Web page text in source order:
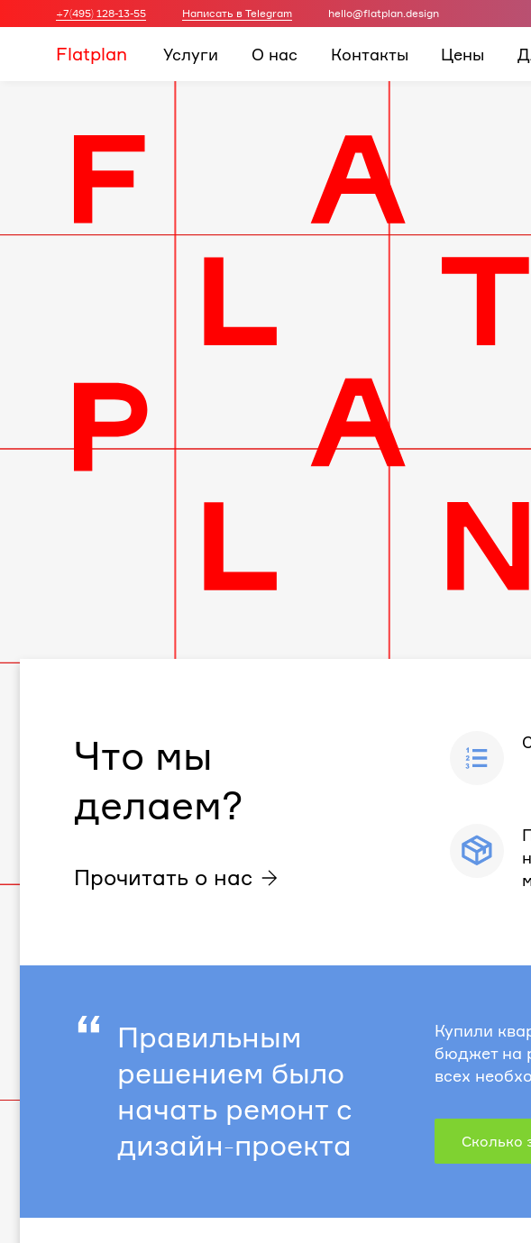
+7(495) 128-13-55 Написать в Telegram hello@flatplan.design
Flatplan Услуги О нас Контакты Цены
Дизайн-
интерьера
квартиры
в
Что мы
делаем?
Прочитать о нас
“ Правильным
решением было
начать ремонт с
дизайн-проекта
Купили
бюджет на
всех
Сколько